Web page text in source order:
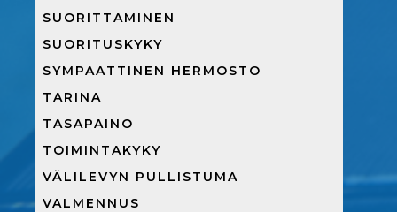
SUORITTAMINEN
SUORITUSKYKY
SYMPAATTINEN HERMOSTO
TARINA
TASAPAINO
TOIMINTAKYKY
VÄLILEVYN PULLISTUMA
VALMENNUS